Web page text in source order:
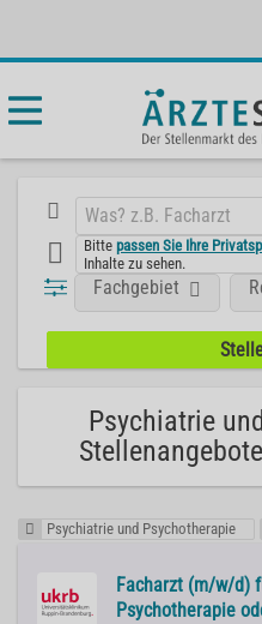
Bittepassen Sie Ihre
Inhalte zu sehen.
Fachgebiet
Psychiatrie
Psychiatrie und Psychotherapie
Facharzt (m/w/d)
Psychotherapie